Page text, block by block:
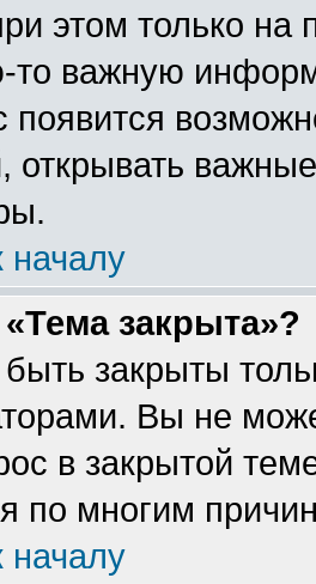
этом только на
то важную
появится
открывать
началу
закрыта»?
закрыты
Вы не
в закрытой
по многим
началу